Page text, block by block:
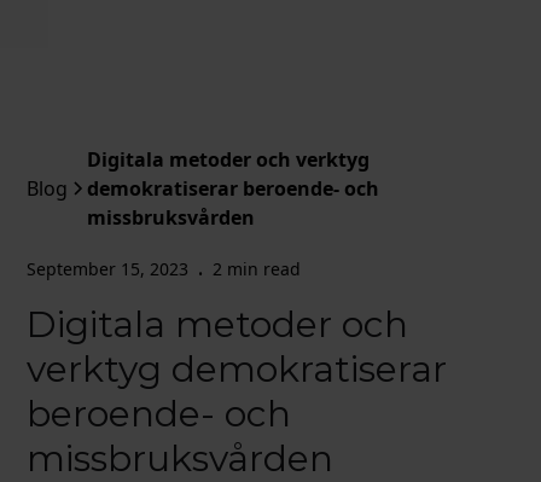
Blog
Digitala metoder och verktyg
demokratiserar beroende- och
missbruksvården
September 15, 2023 • 2 min read
Digitala metoder och
verktyg demokratiserar
beroende- och
missbruksvården